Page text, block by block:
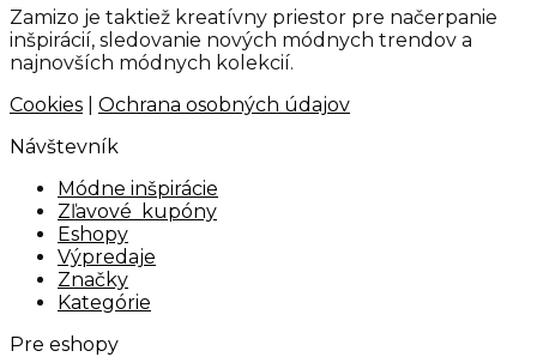
Zamizo je taktiež kreatívny priestor pre načerpanie
inšpirácií, sledovanie nových módnych trendov a
najnovších módnych kolekcií.
Cookies
Ochrana osobných údajov
Návštevník
Módne inšpirácie
Zľavové kupóny
Eshopy
Výpredaje
Značky
Kategórie
Pre eshopy